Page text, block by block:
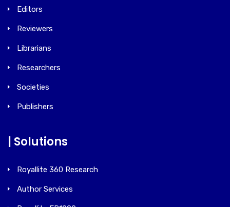
Editors
Reviewers
Librarians
Researchers
Societies
Publishers
| Solutions
Royallite 360 Research
Author Services